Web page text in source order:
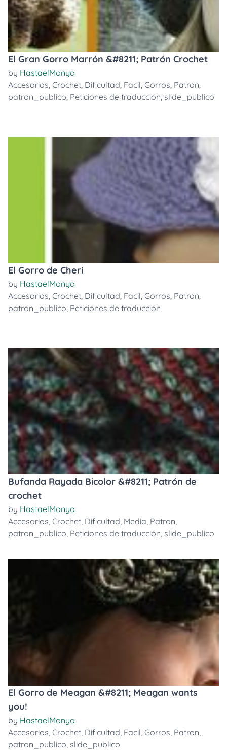
El Gran Gorro Marrón &#8211; Patrón Crochet
by HastaelMonyo
Accesorios, Crochet, Dificultad, Facil, Gorros, Patron,
patron_publico, Peticiones de traducción, slide_publico
El Gorro de Cheri
by HastaelMonyo
Accesorios, Crochet, Dificultad, Facil, Gorros, Patron,
patron_publico, Peticiones de traducción
Bufanda Rayada Bicolor &#8211; Patrón de
crochet
by HastaelMonyo
Accesorios, Crochet, Dificultad, Media, Patron,
patron_publico, Peticiones de traducción, slide_publico
El Gorro de Meagan &#8211; Meagan wants
you!
by HastaelMonyo
Accesorios, Crochet, Dificultad, Facil, Gorros, Patron,
patron_publico, slide_publico